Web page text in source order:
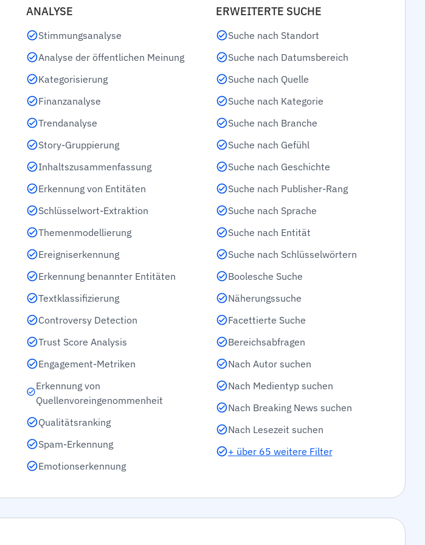
ANALYSE
Stimmungsanalyse
Analyse der öffentlichen Meinung
Kategorisierung
Finanzanalyse
Trendanalyse
Story-Gruppierung
Inhaltszusammenfassung
Erkennung von Entitäten
Schlüsselwort-Extraktion
Themenmodellierung
Ereigniserkennung
Erkennung benannter Entitäten
Textklassifizierung
Controversy Detection
Trust Score Analysis
Engagement-Metriken
Erkennung von
Quellenvoreingenommenheit
Qualitätsranking
Spam-Erkennung
Emotionserkennung
ERWEITERTE SUCHE
Suche nach Standort
Suche nach Datumsbereich
Suche nach Quelle
Suche nach Kategorie
Suche nach Branche
Suche nach Gefühl
Suche nach Geschichte
Suche nach Publisher-Rang
Suche nach Sprache
Suche nach Entität
Suche nach Schlüsselwörtern
Boolesche Suche
Näherungssuche
Facettierte Suche
Bereichsabfragen
Nach Autor suchen
Nach Medientyp suchen
Nach Breaking News suchen
Nach Lesezeit suchen
+ über 65 weitere Filter